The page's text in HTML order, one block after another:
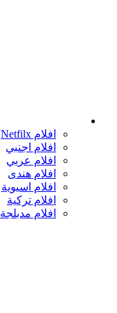
افلام Netfilx
افلام اجنبي
افلام عربي
افلام هندى
افلام اسيوية
افلام تركية
افلام مدبلجة